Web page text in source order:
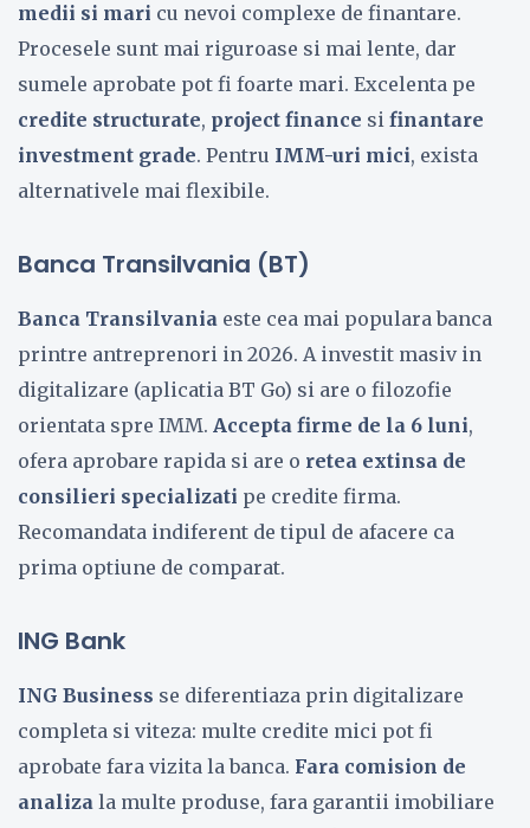
medii si mari cu nevoi complexe de finantare.
Procesele sunt mai riguroase si mai lente, dar
sumele aprobate pot fi foarte mari. Excelenta pe
credite structurate, project finance si finantare
investment grade. Pentru IMM-uri mici, exista
alternativele mai flexibile.
Banca Transilvania (BT)
Banca Transilvania este cea mai populara banca
printre antreprenori in 2026. A investit masiv in
digitalizare (aplicatia BT Go) si are o filozofie
orientata spre IMM. Accepta firme de la 6 luni,
ofera aprobare rapida si are o retea extinsa de
consilieri specializati pe credite firma.
Recomandata indiferent de tipul de afacere ca
prima optiune de comparat.
ING Bank
ING Business se diferentiaza prin digitalizare
completa si viteza: multe credite mici pot fi
aprobate fara vizita la banca. Fara comision de
analiza la multe produse, fara garantii imobiliare